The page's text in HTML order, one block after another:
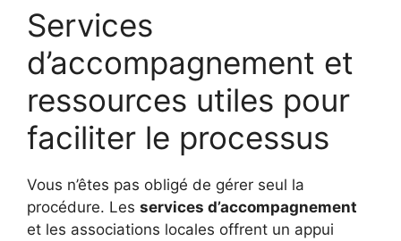
Services
d’accompagnement et
ressources utiles pour
faciliter le processus
Vous n’êtes pas obligé de gérer seul la
procédure. Les services d’accompagnement
et les associations locales offrent un appui